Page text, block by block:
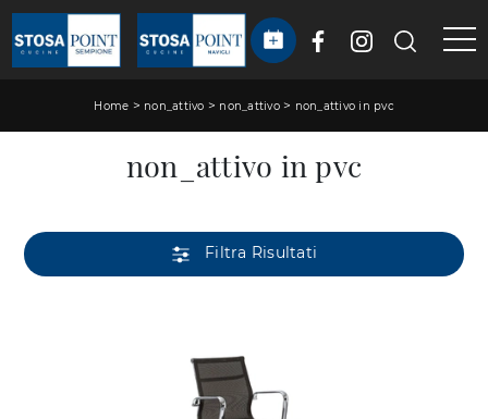
Home > non_attivo > non_attivo> non_attivo in pvc
non_attivo in pvc
Filtra Risultati